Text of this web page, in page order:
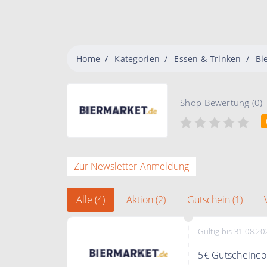
Home Kategorien Essen & Trinken
Shop-Bewertung (0)
Zur Newsletter-Anmeldung
Alle (4) Aktion (2) Gutschein (1)
Gültig bis
5€